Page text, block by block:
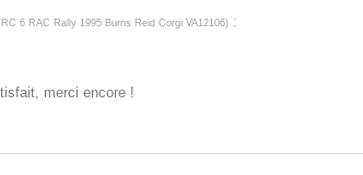
6 RAC Rally 1995 Burns Reid Corgi VA12106) :
merci encore !